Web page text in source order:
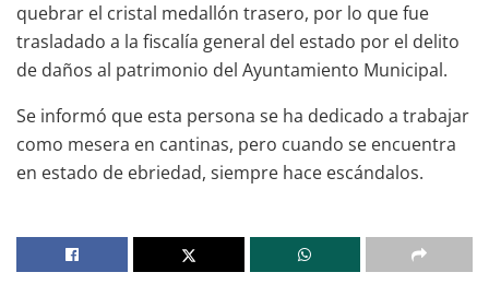
quebrar el cristal medallón trasero, por lo que fue
trasladado a la fiscalía general del estado por el delito
de daños al patrimonio del Ayuntamiento Municipal.
Se informó que esta persona se ha dedicado a trabajar
como mesera en cantinas, pero cuando se encuentra
en estado de ebriedad, siempre hace escándalos.